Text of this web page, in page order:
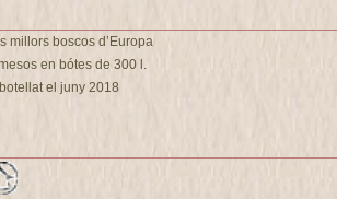
millors boscos d’Europa
en bótes de 300 l.
el juny 2018